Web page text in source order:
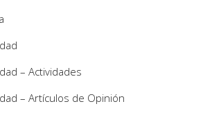
– Actividades
– Artículos de Opinión